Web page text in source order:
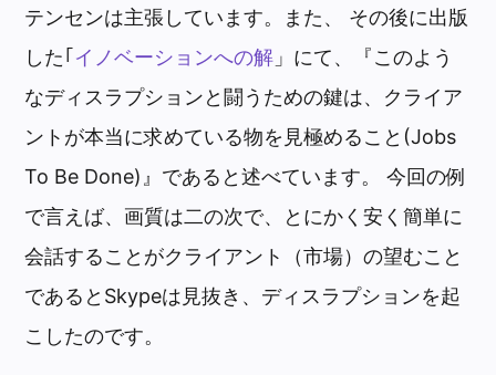
テンセンは主張しています。また、 その後に出版
した｢ イノベーションへの解 」にて、『このよう
なディスラプションと闘うための鍵は、クライア
ントが本当に求めている物を見極めること(Jobs
To Be Done)』であると述べています。 今回の例
で言えば、画質は二の次で、とにかく安く簡単に
会話することがクライアント（市場）の望むこと
であるとSkypeは見抜き、ディスラプションを起
こしたのです。